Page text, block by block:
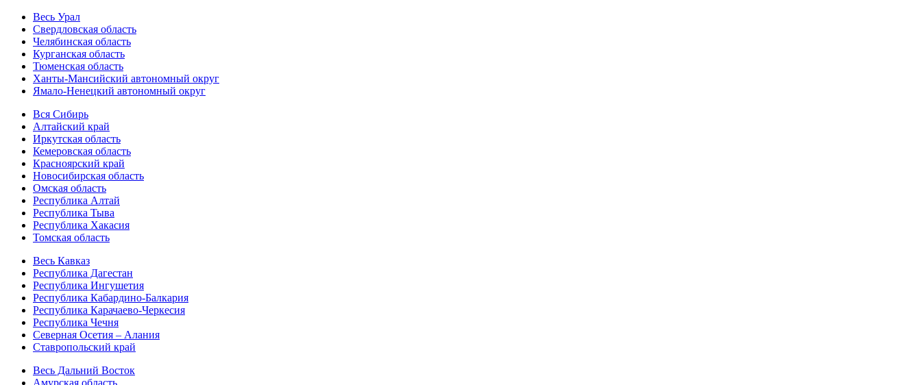
Весь Урал
Свердловская область
Челябинская область
Курганская область
Тюменская область
Ханты-Мансийский автономный округ
Ямало-Ненецкий автономный округ
Вся Сибирь
Алтайский край
Иркутская область
Кемеровская область
Красноярский край
Новосибирская область
Омская область
Республика Алтай
Республика Тыва
Республика Хакасия
Томская область
Весь Кавказ
Республика Дагестан
Республика Ингушетия
Республика Кабардино-Балкария
Республика Карачаево-Черкесия
Республика Чечня
Северная Осетия – Алания
Ставропольский край
Весь Дальний Восток
Амурская область